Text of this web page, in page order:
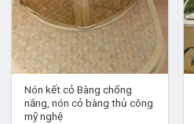
Nón kết cỏ Bàng chống
nắng, nón cỏ bàng thủ công
mỹ nghệ